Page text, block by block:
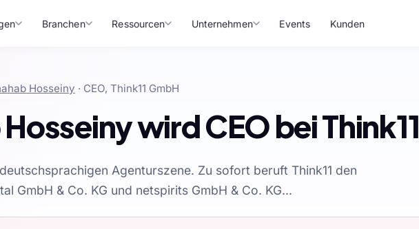
Branchen Ressourcen Unternehmen Events Kunden
Hosseiny · CEO, Think11 GmbH
wird CEO bei Think11
Agenturszene. Zu sofort beruft Think11 den
GmbH & Co. KG und netspirits GmbH & Co. KG...